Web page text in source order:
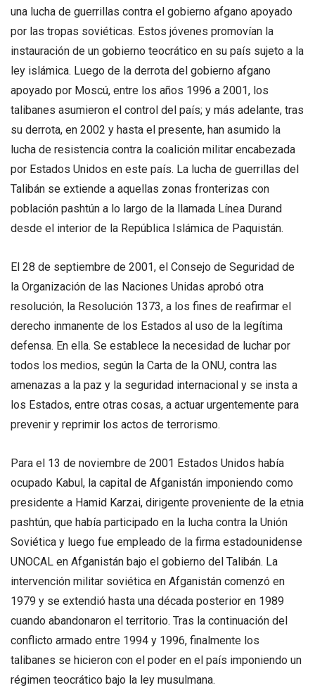
una lucha de guerrillas contra el gobierno afgano apoyado
por las tropas soviéticas. Estos jóvenes promovían la
instauración de un gobierno teocrático en su país sujeto a la
ley islámica. Luego de la derrota del gobierno afgano
apoyado por Moscú, entre los años 1996 a 2001, los
talibanes asumieron el control del país; y más adelante, tras
su derrota, en 2002 y hasta el presente, han asumido la
lucha de resistencia contra la coalición militar encabezada
por Estados Unidos en este país. La lucha de guerrillas del
Talibán se extiende a aquellas zonas fronterizas con
población pashtún a lo largo de la llamada Línea Durand
desde el interior de la República Islámica de Paquistán.
El 28 de septiembre de 2001, el Consejo de Seguridad de
la Organización de las Naciones Unidas aprobó otra
resolución, la Resolución 1373, a los fines de reafirmar el
derecho inmanente de los Estados al uso de la legítima
defensa. En ella. Se establece la necesidad de luchar por
todos los medios, según la Carta de la ONU, contra las
amenazas a la paz y la seguridad internacional y se insta a
los Estados, entre otras cosas, a actuar urgentemente para
prevenir y reprimir los actos de terrorismo.
Para el 13 de noviembre de 2001 Estados Unidos había
ocupado Kabul, la capital de Afganistán imponiendo como
presidente a Hamid Karzai, dirigente proveniente de la etnia
pashtún, que había participado en la lucha contra la Unión
Soviética y luego fue empleado de la firma estadounidense
UNOCAL en Afganistán bajo el gobierno del Talibán. La
intervención militar soviética en Afganistán comenzó en
1979 y se extendió hasta una década posterior en 1989
cuando abandonaron el territorio. Tras la continuación del
conflicto armado entre 1994 y 1996, finalmente los
talibanes se hicieron con el poder en el país imponiendo un
régimen teocrático bajo la ley musulmana.